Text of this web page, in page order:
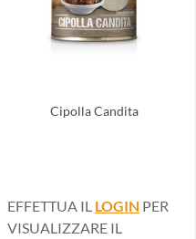
Cipolla Candita
EFFETTUA IL LOGIN PER
VISUALIZZARE IL